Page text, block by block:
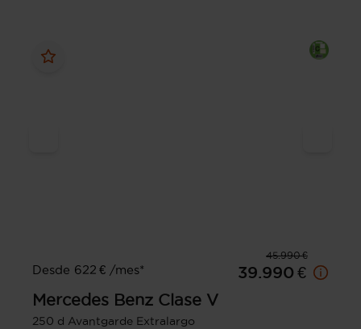
45.990 €
Desde 622 € /mes*
39.990 €
Mercedes Benz Clase V
250 d Avantgarde Extralargo